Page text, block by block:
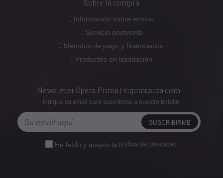
Sobre la compra
: Información sobre envíos
: Servicio postventa
: Métodos de pago y financiación
: Productos en liquidación
Newsletter Ópera Prima | vigomusica.com
Indique su email para suscribirse a nuestro boletín
He leído y acepto la política de privacidad